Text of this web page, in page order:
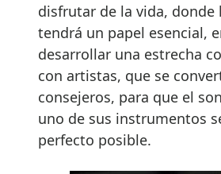
disfrutar de la vida, donde
tendrá un papel esencial,
desarrollar una estrecha
con artistas, que se
consejeros, para que el
uno de sus instrumentos
perfecto posible.